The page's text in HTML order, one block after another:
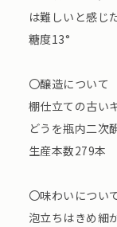
は難しいと感じ
糖度13°
〇醸造について
棚仕立ての古い
どうを瓶内二次
生産本数279本
〇味わいについ
泡立ちはきめ細